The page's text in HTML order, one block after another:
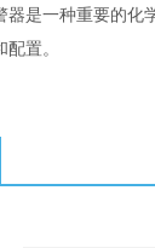
器是一种重要的化
置。